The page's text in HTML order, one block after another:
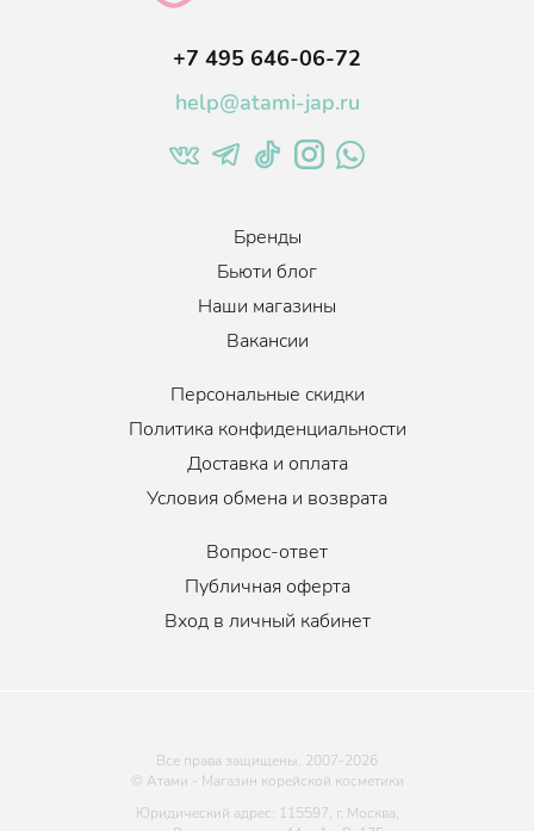
+7 495 646-06-72
help@atami-jap.ru
Бренды
Бьюти блог
Наши магазины
Вакансии
Персональные скидки
Политика конфиденциальности
Доставка и оплата
Условия обмена и возврата
Вопрос-ответ
Публичная оферта
Вход в личный кабинет
Все права защищены. 2007-2026
© Атами - Магазин корейской косметики
Юридический адрес: 115597, г. Москва,